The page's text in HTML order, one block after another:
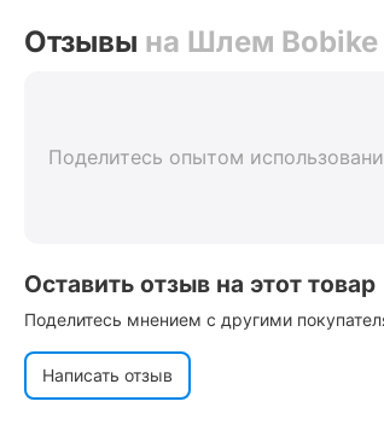
Отзывы на Шлем
Поделитесь опытом
Оставить отзыв на этот товар
Поделитесь мнением с другими
Написать отзыв